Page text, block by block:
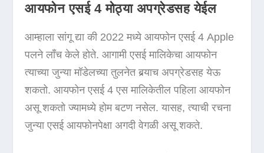
आयफोन एसई 4 मोठ्या अपग्रेडसह येईल
आम्हाला सांगू द्या की 2022 मध्ये आयफोन एसई 4 Apple
पलने लाँच केले होते. आगामी एसई मालिकेचा आयफोन
त्याच्या जुन्या मॉडेलच्या तुलनेत बर्‍याच अपग्रेडसह येऊ
शकतो. आयफोन एसई 4 एस मालिकेतील पहिला आयफोन
असू शकतो ज्यामध्ये होम बटण नसेल. यासह, त्याची रचना
जुन्या एसई आयफोनपेक्षा अगदी वेगळी असू शकते.